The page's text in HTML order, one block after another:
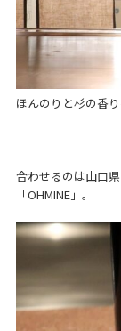
ほんのりと杉の香
合わせるのは山口
「OHMINE」。